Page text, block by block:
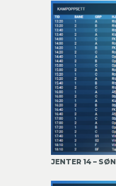
JENTER 14 –